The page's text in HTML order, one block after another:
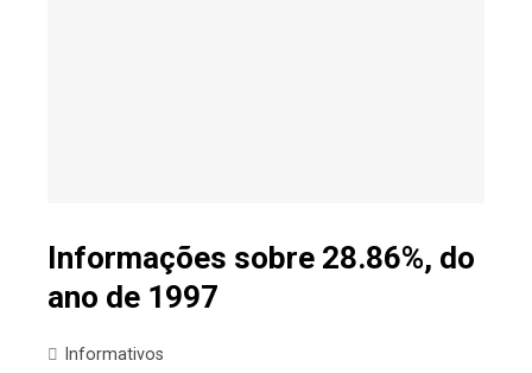
Informações sobre 28.86%, do
ano de 1997
Informativos